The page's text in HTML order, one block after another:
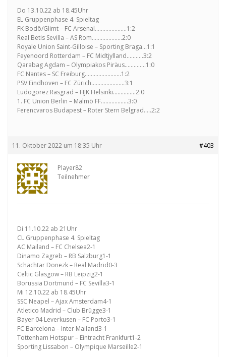
Do 13.10.22 ab 18.45Uhr
EL Gruppenphase 4. Spieltag
FK Bodö/Glimt – FC Arsenal…………………1:2
Real Betis Sevilla – AS Rom………………..2:0
Royale Union Saint-Gilloise – Sporting Braga…1:1
Feyenoord Rotterdam – FC Midtjylland………..3:2
Qarabag Agdam – Olympiakos Piräus…………..1:0
FC Nantes – SC Freiburg……………………1:2
PSV Eindhoven – FC Zürich………………….3:1
Ludogorez Rasgrad – HJK Helsinki……………2:0
1. FC Union Berlin – Malmö FF………………3:0
Ferencvaros Budapest – Roter Stern Belgrad…..2:2
11. Oktober 2022 um 18:35 Uhr #403
Player82
Teilnehmer
Di 11.10.22 ab 21Uhr
CL Gruppenphase 4. Spieltag
AC Mailand – FC Chelsea2-1
Dinamo Zagreb – RB Salzburg1-1
Schachtar Donezk – Real Madrid0-3
Celtic Glasgow – RB Leipzig2-1
Borussia Dortmund – FC Sevilla3-1
Mi 12.10.22 ab 18.45Uhr
SSC Neapel – Ajax Amsterdam4-1
Atletico Madrid – Club Brügge3-1
Bayer 04 Leverkusen – FC Porto3-1
FC Barcelona – Inter Mailand3-1
Tottenham Hotspur – Eintracht Frankfurt1-2
Sporting Lissabon – Olympique Marseille2-1